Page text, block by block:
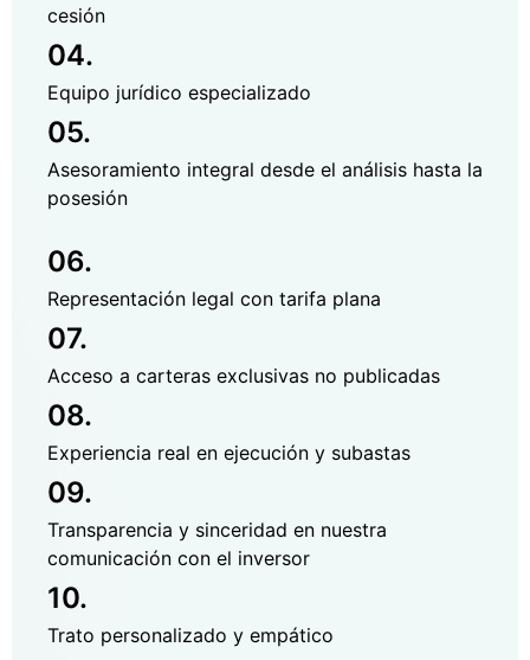
cesión
04.
Equipo jurídico especializado
05.
Asesoramiento integral desde el análisis hasta la
posesión
06.
Representación legal con tarifa plana
07.
Acceso a carteras exclusivas no publicadas
08.
Experiencia real en ejecución y subastas
09.
Transparencia y sinceridad en nuestra
comunicación con el inversor
10.
Trato personalizado y empático